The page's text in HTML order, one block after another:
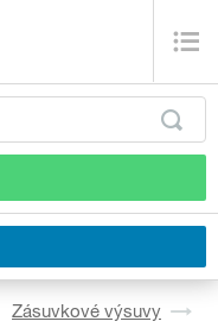
Zásuvkové výsuvy